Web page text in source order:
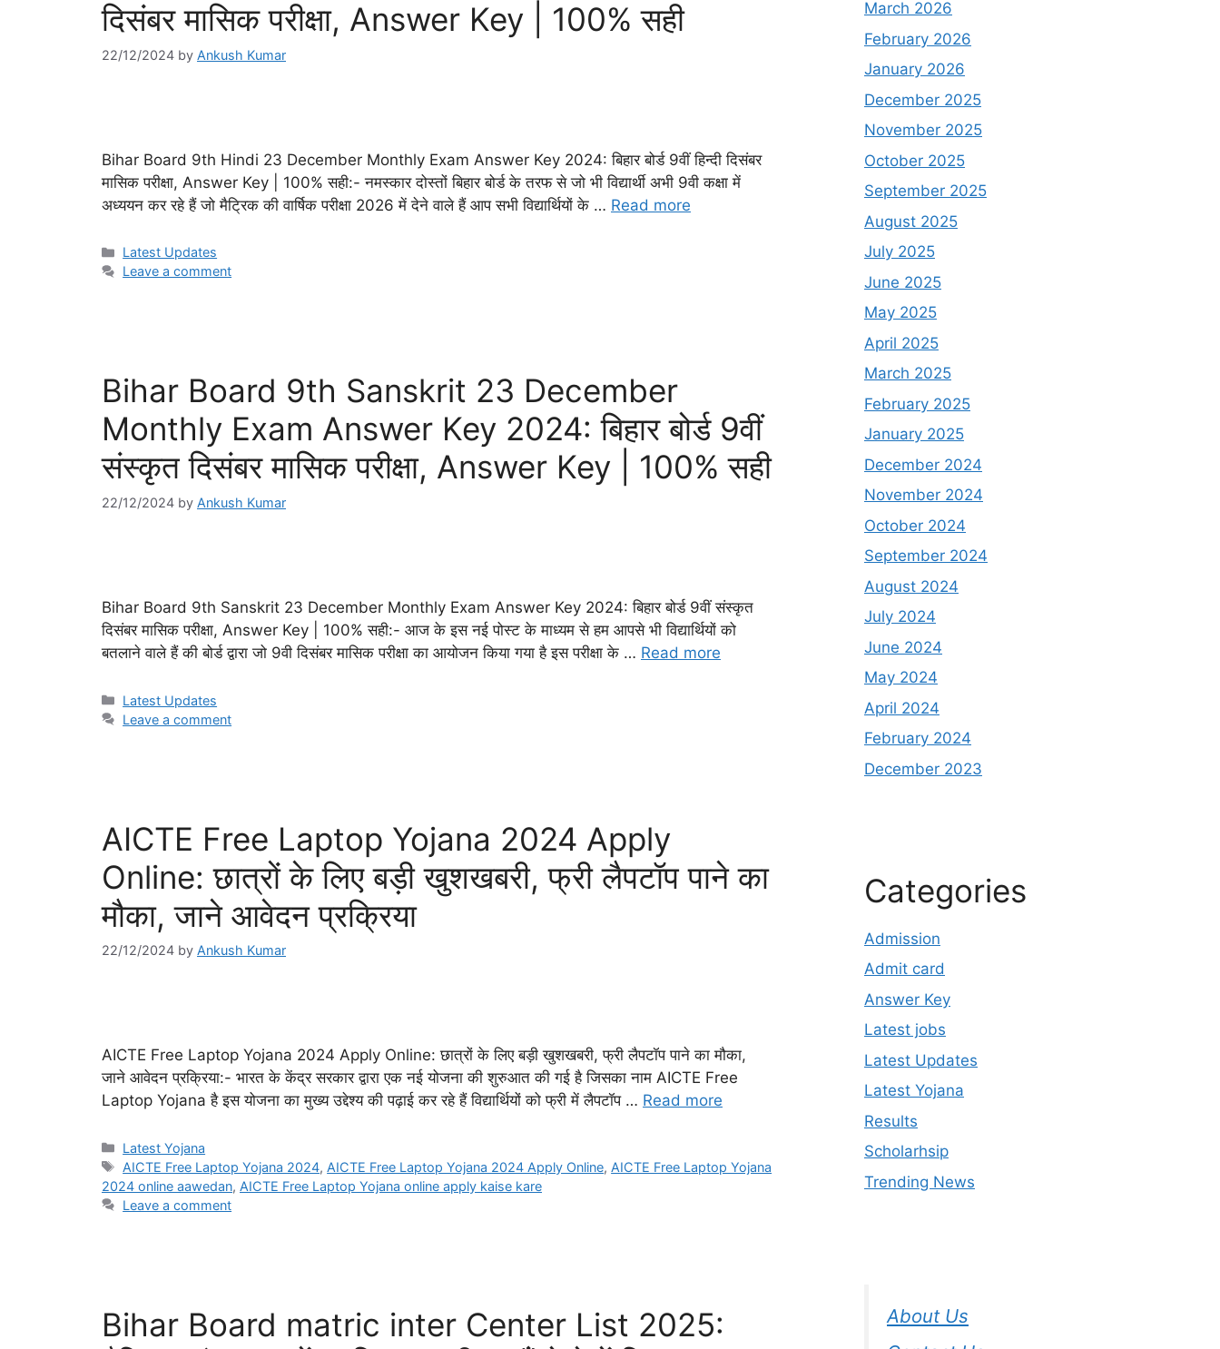
दिसंबर मासिक परीक्षा, Answer Key | 100% सही
22/12/2024 by Ankush Kumar
Bihar Board 9th Hindi 23 December Monthly Exam Answer Key 2024: बिहार बोर्ड 9वीं हिन्दी दिसंबर
मासिक परीक्षा, Answer Key | 100% सही:- नमस्कार दोस्तों बिहार बोर्ड के तरफ से जो भी विद्यार्थी अभी 9वी कक्षा में
अध्ययन कर रहे हैं जो मैट्रिक की वार्षिक परीक्षा 2026 में देने वाले हैं आप सभी विद्यार्थियों के … Read more
Categories
Latest Updates
Leave a comment
Bihar Board 9th Sanskrit 23 December
Monthly Exam Answer Key 2024: बिहार बोर्ड 9वीं
संस्कृत दिसंबर मासिक परीक्षा, Answer Key | 100% सही
22/12/2024 by Ankush Kumar
Bihar Board 9th Sanskrit 23 December Monthly Exam Answer Key 2024: बिहार बोर्ड 9वीं संस्कृत
दिसंबर मासिक परीक्षा, Answer Key | 100% सही:- आज के इस नई पोस्ट के माध्यम से हम आपसे भी विद्यार्थियों को
बतलाने वाले हैं की बोर्ड द्वारा जो 9वी दिसंबर मासिक परीक्षा का आयोजन किया गया है इस परीक्षा के … Read more
Categories
Latest Updates
Leave a comment
AICTE Free Laptop Yojana 2024 Apply
Online: छात्रों के लिए बड़ी खुशखबरी, फ्री लैपटॉप पाने का
मौका, जाने आवेदन प्रक्रिया
22/12/2024 by Ankush Kumar
AICTE Free Laptop Yojana 2024 Apply Online: छात्रों के लिए बड़ी खुशखबरी, फ्री लैपटॉप पाने का मौका,
जाने आवेदन प्रक्रिया:- भारत के केंद्र सरकार द्वारा एक नई योजना की शुरुआत की गई है जिसका नाम AICTE Free
Laptop Yojana है इस योजना का मुख्य उद्देश्य की पढ़ाई कर रहे हैं विद्यार्थियों को फ्री में लैपटॉप … Read more
Categories
Latest Yojana
Tags
AICTE Free Laptop Yojana 2024, AICTE Free Laptop Yojana 2024 Apply Online, AICTE Free Laptop Yojana
2024 online aawedan, AICTE Free Laptop Yojana online apply kaise kare
Leave a comment
Bihar Board matric inter Center List 2025:
March 2026
February 2026
January 2026
December 2025
November 2025
October 2025
September 2025
August 2025
July 2025
June 2025
May 2025
April 2025
March 2025
February 2025
January 2025
December 2024
November 2024
October 2024
September 2024
August 2024
July 2024
June 2024
May 2024
April 2024
February 2024
December 2023
Categories
Admission
Admit card
Answer Key
Latest jobs
Latest Updates
Latest Yojana
Results
Scholarhsip
Trending News
About Us